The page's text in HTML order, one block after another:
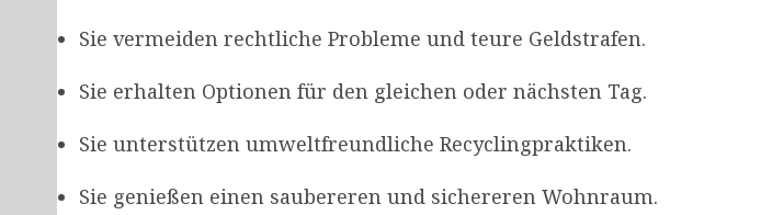
Sie vermeiden rechtliche Probleme und teure Geldstrafen.
Sie erhalten Optionen für den gleichen oder nächsten Tag.
Sie unterstützen umweltfreundliche Recyclingpraktiken.
Sie genießen einen saubereren und sichereren Wohnraum.